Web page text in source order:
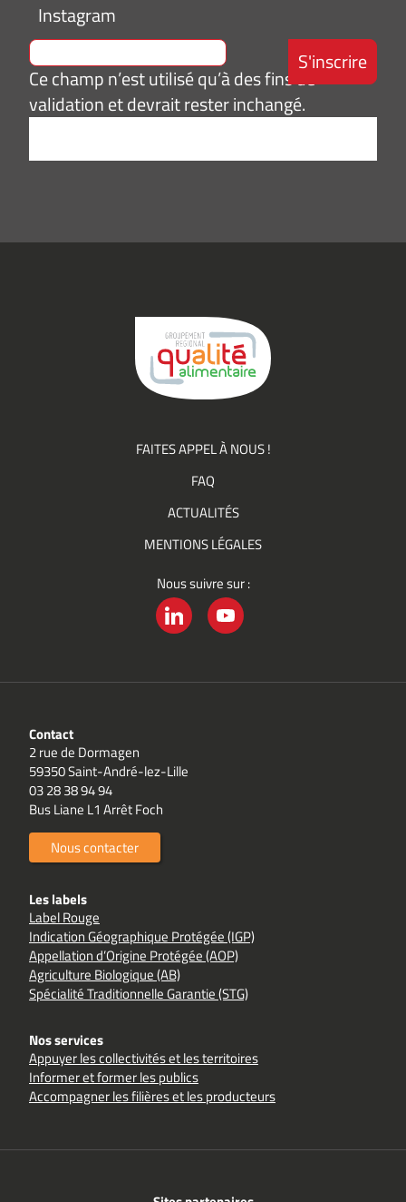
Instagram
Ce champ n’est utilisé qu’à des fins de
validation et devrait rester inchangé.
e-
FAITES APPEL À NOUS !
FAQ
ACTUALITÉS
MENTIONS LÉGALES
Nous suivre sur :
Contact
2 rue de Dormagen
59350 Saint-André-lez-Lille
03 28 38 94 94
Bus Liane L1 Arrêt Foch
Nous contacter
Les labels
Label Rouge
Indication Géographique Protégée (IGP)
Appellation d’Origine Protégée (AOP)
Agriculture Biologique (AB)
Spécialité Traditionnelle Garantie (STG)
Nos services
Appuyer les collectivités et les territoires
Informer et former les publics
Accompagner les filières et les producteurs